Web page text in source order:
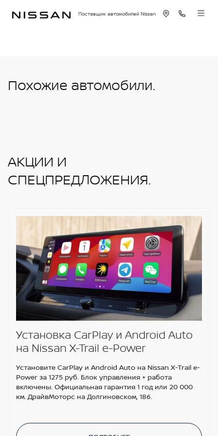
Поставщик автомобилей Nissan
Похожие автомобили.
АКЦИИ И
СПЕЦПРЕДЛОЖЕНИЯ.
Установка CarPlay и Android Auto
на Nissan X-Trail e-Power
Установите CarPlay и Android Auto на Nissan X-Trail e-
Power за 1275 руб. Блок управления + работа
включены. Официальная гарантия 1 год или 20 000
км. ДрайвМоторс на Долгиновском, 186.